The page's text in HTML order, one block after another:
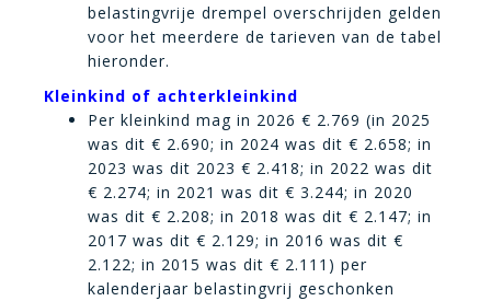
belastingvrije drempel overschrijden gelden
voor het meerdere de tarieven van de tabel
hieronder.
Kleinkind of achterkleinkind
Per kleinkind mag in 2026 € 2.769 (in 2025
was dit € 2.690; in 2024 was dit € 2.658; in
2023 was dit 2023 € 2.418; in 2022 was dit
€ 2.274; in 2021 was dit € 3.244; in 2020
was dit € 2.208; in 2018 was dit € 2.147; in
2017 was dit € 2.129; in 2016 was dit €
2.122; in 2015 was dit € 2.111) per
kalenderjaar belastingvrij geschonken